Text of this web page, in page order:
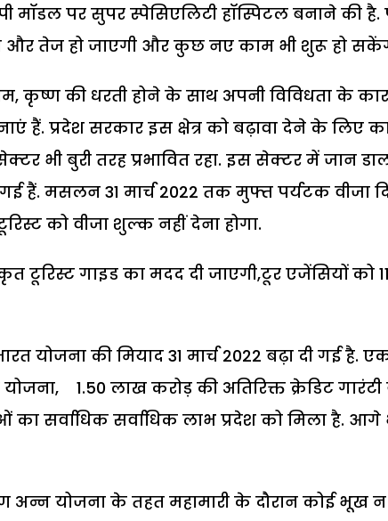
मॉडल पर सुपर स्पेसिएलिटी हॉस्पिटल बनाने
और तेज हो जाएगी और कुछ नए काम भी शुरू हो
कृष्ण की धरती होने के साथ अपनी विविधता के
हैं. प्रदेश सरकार इस क्षेत्र को बढ़ावा देने के लिए
भी बुरी तरह प्रभावित रहा. इस सेक्टर में जान
हैं. मसलन 31 मार्च 2022 तक मुफ्त पर्यटक वीजा
को वीजा शुल्क नहीं देना होगा.
टूरिस्ट गाइड का मदद दी जाएगी,टूर एजेंसियों को
योजना की मियाद 31 मार्च 2022 बढ़ा दी गई
योजना, 1.50 लाख करोड़ की अतिरिक्त क्रेडिट
का सर्वाधिक सर्वाधिक लाभ प्रदेश को मिला है. आगे
अन्न योजना के तहत महामारी के दौरान कोई भूख